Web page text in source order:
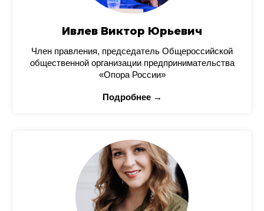
Ивлев Виктор Юрьевич
Член правления, председатель Общероссийской
общественной организации предпринимательства
«Опора России»
Подробнее →